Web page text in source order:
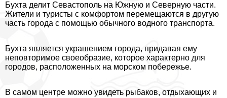
Бухта делит Севастополь на Южную и Северную части.
Жители и туристы с комфортом перемещаются в другую
часть города с помощью обычного водного трaнcпорта.
Бухта является украшением города, придавая ему
неповторимое своеобразие, которое хаpaктерно для
городов, расположенных на морском побережье.
В самом центре можно увидеть рыбаков, отдыхающих и